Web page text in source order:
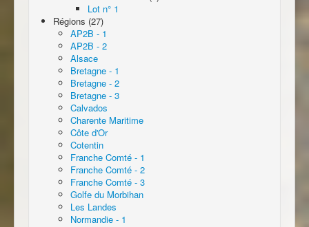
Lot n° 1
Régions (27)
AP2B - 1
AP2B - 2
Alsace
Bretagne - 1
Bretagne - 2
Bretagne - 3
Calvados
Charente Maritime
Côte d'Or
Cotentin
Franche Comté - 1
Franche Comté - 2
Franche Comté - 3
Golfe du Morbihan
Les Landes
Normandie - 1